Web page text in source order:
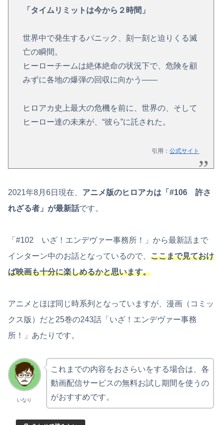
「タイムリミットは今から２時間」
世界中で発生するパニック、刻一刻と迫りくる滅
亡の瞬間。
ヒーローチームは絶体絶命の状況下で、危険を顧
みずに各地の爆弾の回収に向かう――
ヒロアカ史上最大の危機を前に、世界の、そして
ヒーロー達の未来が、“彼ら”に託された。
引用：公式サイト
2021年8月6日現在、 アニメ版のヒロアカは「#106 許さ
れざる者」が最新話です。
「#102 いざ！エンデヴァー事務所！」から最新話まで
インターン中のお話となっているので、 ここまで見ておけ
ば映画も十分に楽しめるかと思います。
アニメとほぼ同じ時系列となっていますが、漫画（コミッ
クス版）だと25巻の243話「いざ！エンデヴァー事務
所！」あたりです。
いなり
これまでの内容をおさらいをする場合は、各
動画配信サービスの無料お試し期間を使うの
がおすすめです。